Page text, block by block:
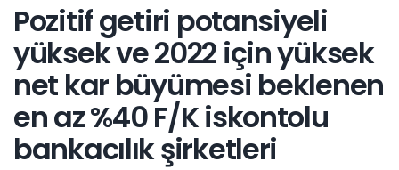
Pozitif getiri potansiyeli
yüksek ve 2022 için yüksek
net kar büyümesi beklenen
en az %40 F/K iskontolu
bankacılık şirketleri